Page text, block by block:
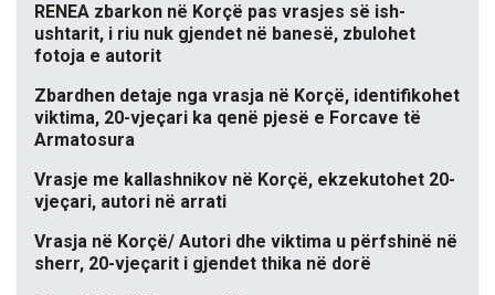
RENEA zbarkon në Korçë pas vrasjes së ish-
ushtarit, i riu nuk gjendet në banesë, zbulohet
fotoja e autorit
Zbardhen detaje nga vrasja në Korçë, identifikohet
viktima, 20-vjeçari ka qenë pjesë e Forcave të
Armatosura
Vrasje me kallashnikov në Korçë, ekzekutohet 20-
vjeçari, autori në arrati
Vrasja në Korçë/ Autori dhe viktima u përfshinë në
sherr, 20-vjeçarit i gjendet thika në dorë